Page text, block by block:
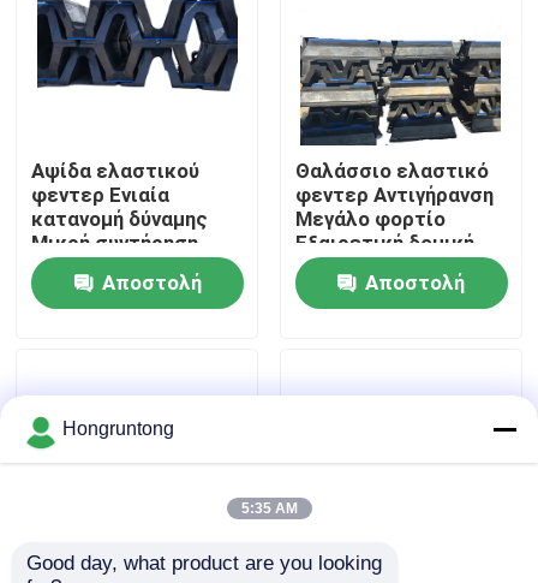
Βίντεο
Επισκέψεις στο εργοστάσιο
Έλεγχος ποιότητας
Λαστιχένιο κιγκλίδωμα αποβαθρών
Λαστιχένιο κιγκλίδωμα Yokohama
Πνευματικό λαστιχένιο κιγκλίδωμα
Αψίδα ελαστικού
φεντερ Ενιαία
κατανομή δύναμης
Μικρή συντήρηση
Υψηλή
ανθεκτικότητα στην
συμπίεση
Αποστολή
Θαλάσσιο ελαστικό
φεντερ Αντιγήρανση
Μεγάλο φορτίο
Εξαιρετική δομική
σταθερότητα
Αποστολή
Hongruntong
5:35 AM
Good day, what product are you looking